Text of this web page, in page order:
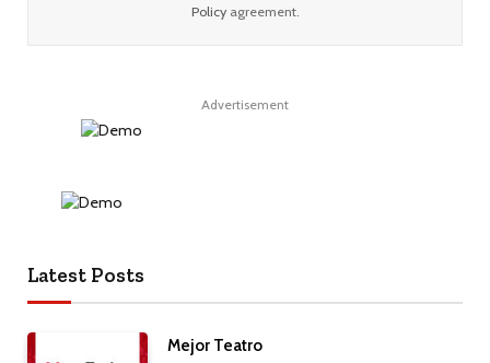
Policyagreement.
Advertisement
Latest Posts
Mejor Teatro